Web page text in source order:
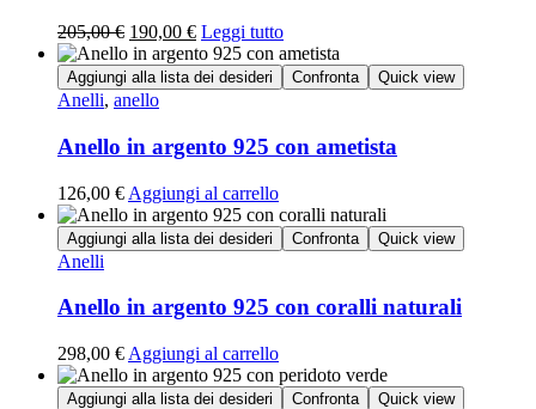
205,00€ 190,00 € Leggi tutto
Aggiungi alla lista dei desideri Confronta Quick view
Anelli, anello
Anello in argento 925 con ametista
126,00 € Aggiungi al carrello
Aggiungi alla lista dei desideri Confronta Quick view
Anelli
Anello in argento 925 con coralli naturali
298,00 € Aggiungi al carrello
Aggiungi alla lista dei desideri Confronta Quick view